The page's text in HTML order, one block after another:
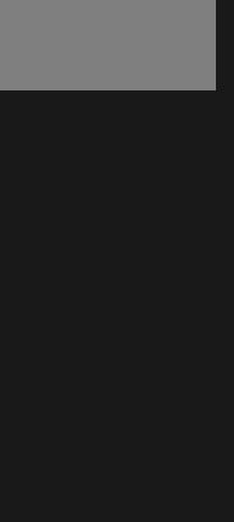
nueva ventana)
nueva ventana)